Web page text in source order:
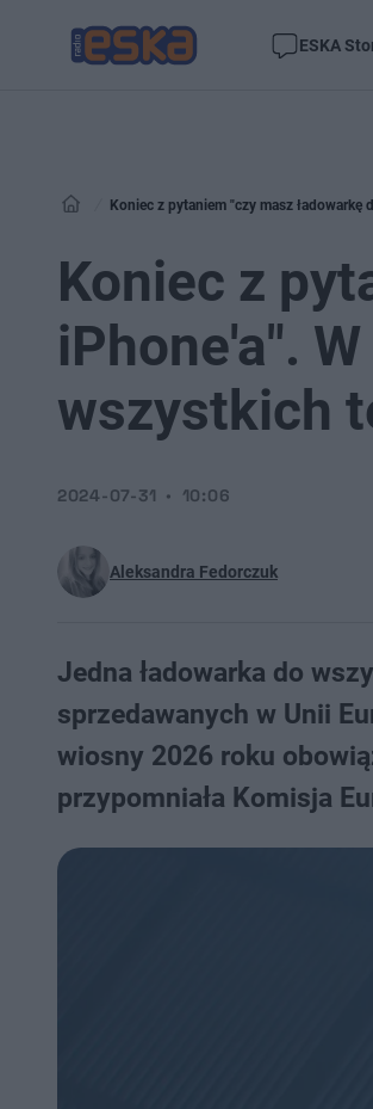
ESKA
Koniec z pytaniem "czy masz
Koniec z
iPhone'a".
wszystkich
Aleksandra Fedorczuk
2024-07-31 10:06
Jedna ładowarka do
sprzedawanych w Unii
wiosny 2026 roku
przypomniała Komisja